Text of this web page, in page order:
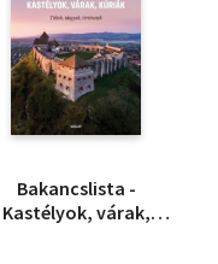
Bakancslista -
Kastélyok, várak,